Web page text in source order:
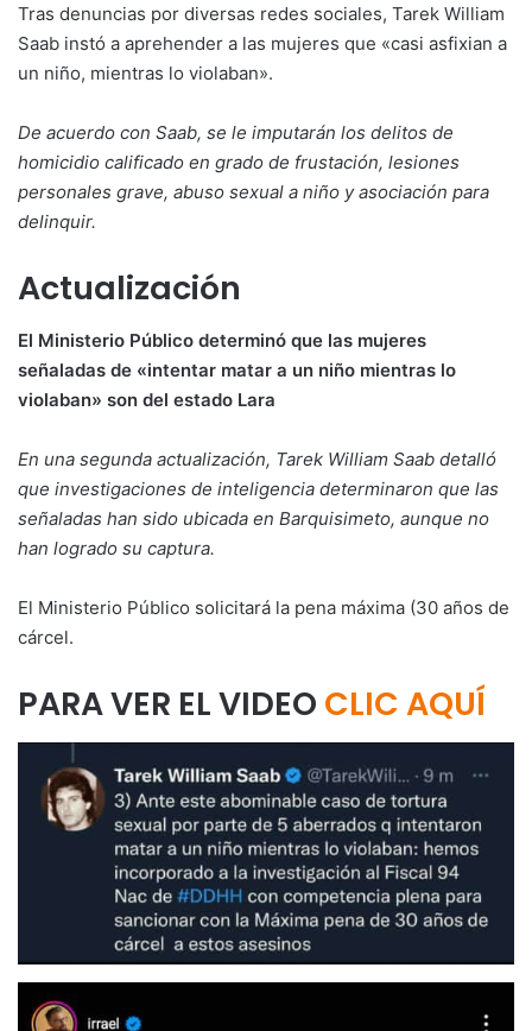
Tras denuncias por diversas redes sociales, Tarek William
Saab instó a aprehender a las mujeres que «casi asfixian a
un niño, mientras lo violaban».
De acuerdo con Saab, se le imputarán los delitos de
homicidio calificado en grado de frustación, lesiones
personales grave, abuso sexual a niño y asociación para
delinquir.
Actualización
El Ministerio Público determinó que las mujeres
señaladas de «intentar matar a un niño mientras lo
violaban» son del estado Lara
En una segunda actualización, Tarek William Saab detalló
que investigaciones de inteligencia determinaron que las
señaladas han sido ubicada en Barquisimeto, aunque no
han logrado su captura.
El Ministerio Público solicitará la pena máxima (30 años de
cárcel.
PARA VER EL VIDEO CLIC AQUÍ